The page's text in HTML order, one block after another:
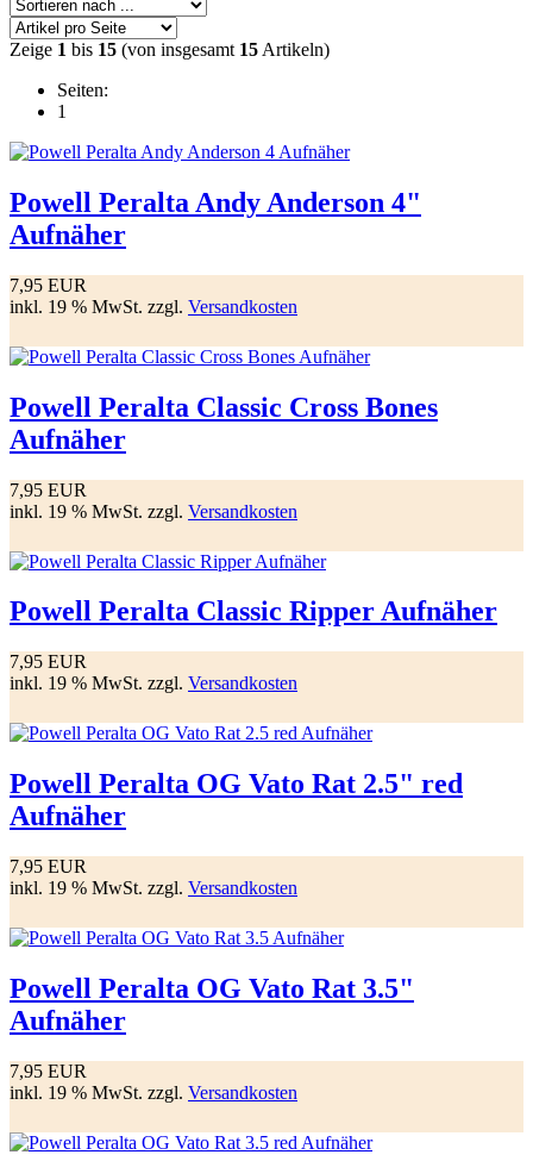
Zeige 1 bis 15 (von insgesamt 15 Artikeln)
Seiten:
1
Powell Peralta Andy Anderson 4"
Aufnäher
7,95 EUR
inkl. 19 % MwSt. zzgl. Versandkosten
Powell Peralta Classic Cross Bones
Aufnäher
7,95 EUR
inkl. 19 % MwSt. zzgl. Versandkosten
Powell Peralta Classic Ripper Aufnäher
7,95 EUR
inkl. 19 % MwSt. zzgl. Versandkosten
Powell Peralta OG Vato Rat 2.5" red
Aufnäher
7,95 EUR
inkl. 19 % MwSt. zzgl. Versandkosten
Powell Peralta OG Vato Rat 3.5"
Aufnäher
7,95 EUR
inkl. 19 % MwSt. zzgl. Versandkosten